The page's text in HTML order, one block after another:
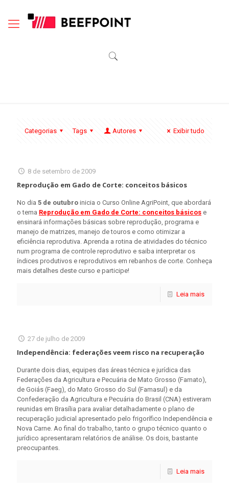
Categorias Tags Autores Exibir tudo
8 de setembro de 2009
Reprodução em Gado de Corte: conceitos básicos
No dia 5 de outubro inicia o Curso Online AgriPoint, que abordará
o tema Reprodução em Gado de Corte: conceitos básicos e
ensinará informações básicas sobre reprodução, programa e
manejo de matrizes, manejo de touros e como otimizar a
eficiência reprodutiva. Aprenda a rotina de atividades do técnico
num programa de controle reprodutivo e saiba interpretar os
índices produtivos e reprodutivos em rebanhos de corte. Conheça
mais detalhes deste curso e participe!
Leia mais
27 de julho de 2009
Independência: federações veem risco na recuperação
Durante dois dias, equipes das áreas técnica e jurídica das
Federações da Agricultura e Pecuária de Mato Grosso (Famato),
de Goiás (Faeg), do Mato Grosso do Sul (Famasul) e da
Confederação da Agricultura e Pecuária do Brasil (CNA) estiveram
reunidas em Brasília para avaliar detalhadamente o plano de
recuperação judicial apresentado pelo frigorífico Independência e
Nova Carne. Ao final do trabalho, tanto o grupo técnico quanto o
jurídico apresentaram relatórios de análise. Os dois, bastante
preocupantes.
Leia mais